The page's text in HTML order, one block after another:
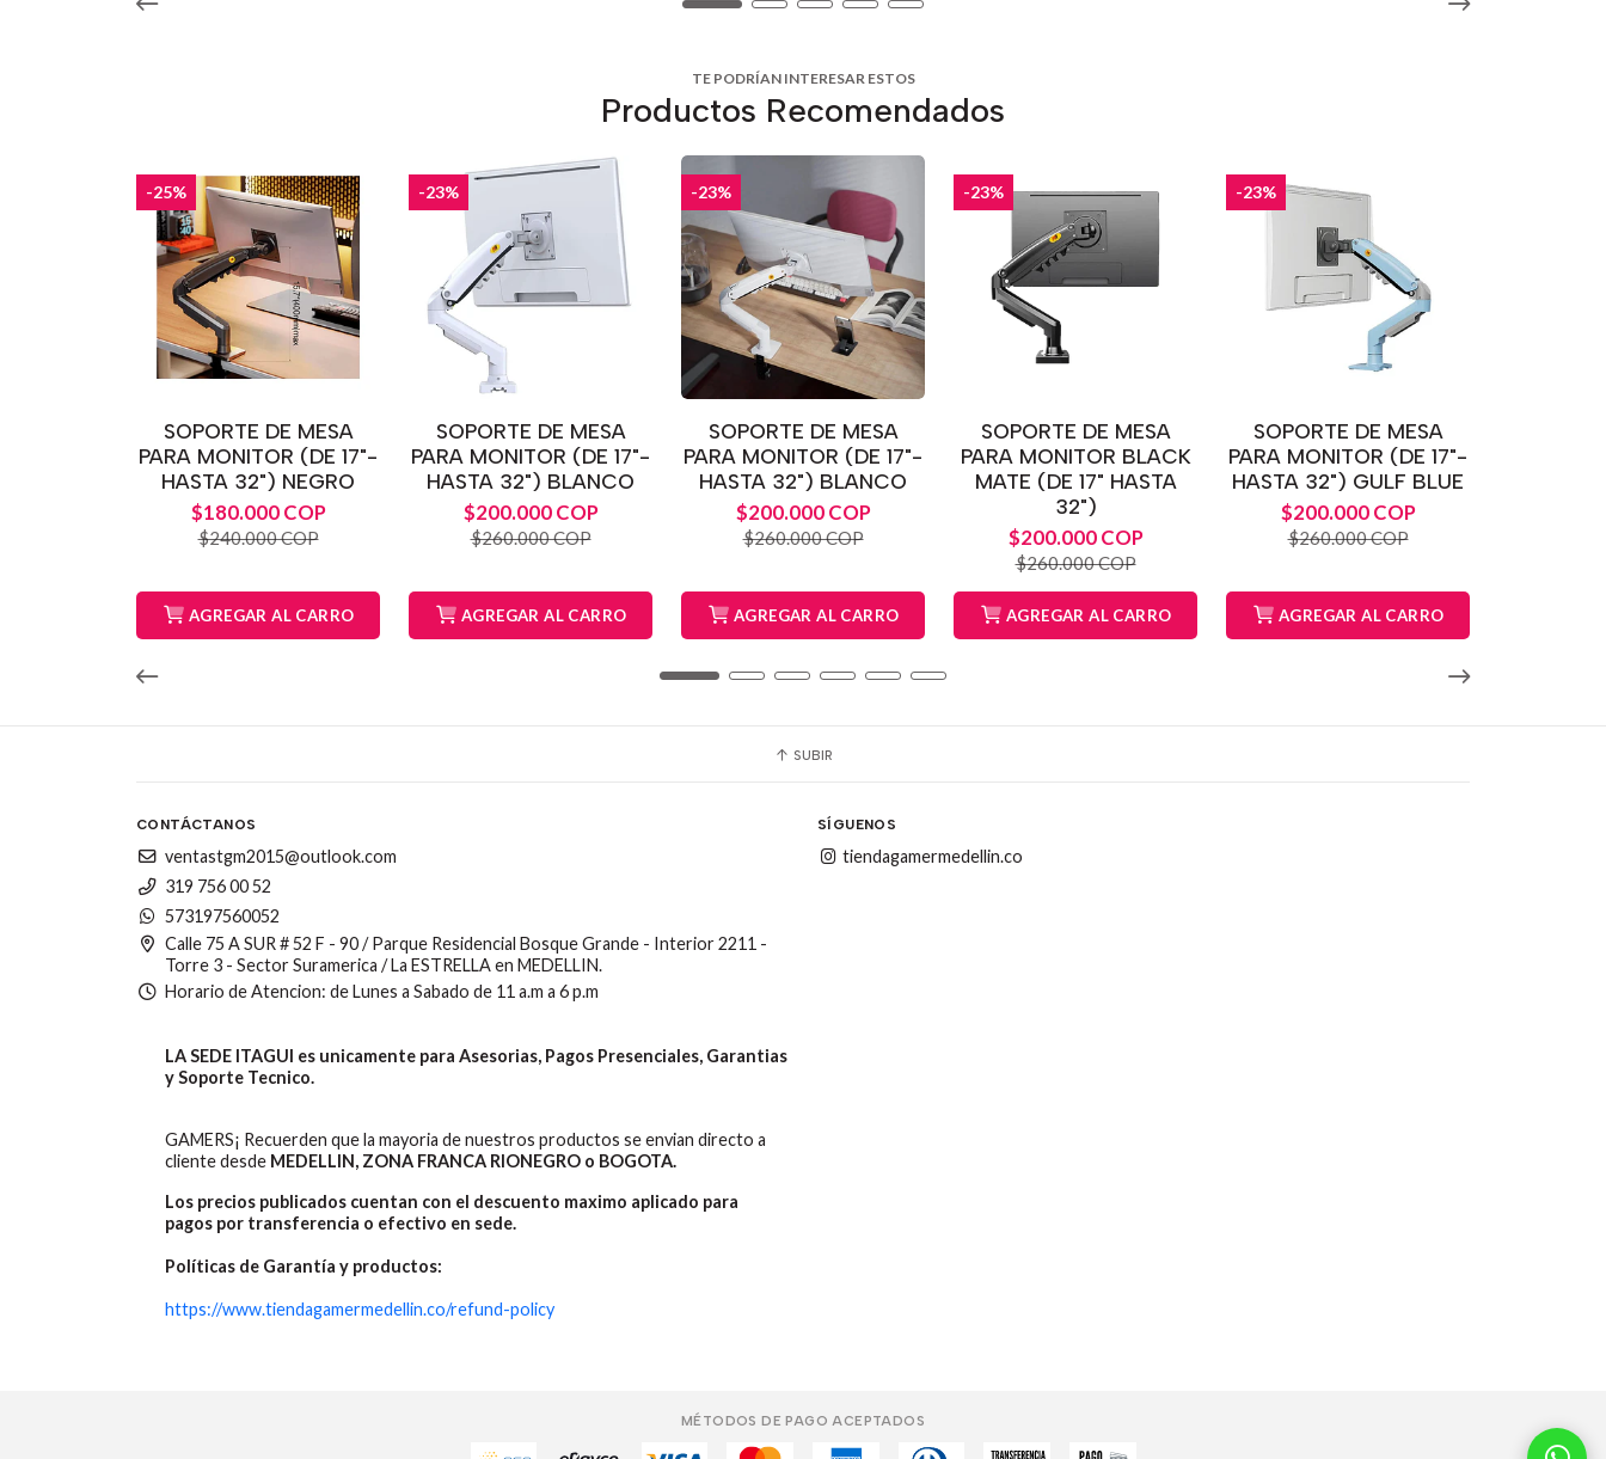
TE PODRÍAN INTERESAR ESTOS
Productos Recomendados
-25%
SOPORTE DE MESA
PARA MONITOR (DE 17"-
HASTA 32") NEGRO
$180.000 COP
$240.000 COP
AGREGAR AL CARRO
-23%
SOPORTE DE MESA
PARA MONITOR (DE 17"-
HASTA 32") BLANCO
$200.000 COP
$260.000 COP
AGREGAR AL CARRO
-23%
SOPORTE DE MESA
PARA MONITOR (DE 17"-
HASTA 32") BLANCO
$200.000 COP
$260.000 COP
AGREGAR AL CARRO
-23%
SOPORTE DE MESA
PARA MONITOR BLACK
MATE (DE 17" HASTA
32")
$200.000 COP
$260.000 COP
AGREGAR AL CARRO
-23%
SOPORTE DE MESA
PARA MONITOR (DE 17"-
HASTA 32") GULF BLUE
$200.000 COP
$260.000 COP
AGREGAR AL CARRO
SUBIR
CONTÁCTANOS
ventastgm2015@outlook.com
319 756 00 52
573197560052
Calle 75 A SUR # 52 F - 90 / Parque Residencial Bosque Grande - Interior 2211 -
Torre 3 - Sector Suramerica / La ESTRELLA en MEDELLIN.
Horario de Atencion: de Lunes a Sabado de 11 a.m a 6 p.m
LA SEDE ITAGUI es unicamente para Asesorias, Pagos Presenciales, Garantias
y Soporte Tecnico.
GAMERS¡ Recuerden que la mayoria de nuestros productos se envian directo a
cliente desde MEDELLIN, ZONA FRANCA RIONEGRO o BOGOTA.
Los precios publicados cuentan con el descuento maximo aplicado para
pagos por transferencia o efectivo en sede.
Políticas de Garantía y productos:
https://www.tiendagamermedellin.co/refund-policy
SÍGUENOS
tiendagamermedellin.co
MÉTODOS DE PAGO ACEPTADOS